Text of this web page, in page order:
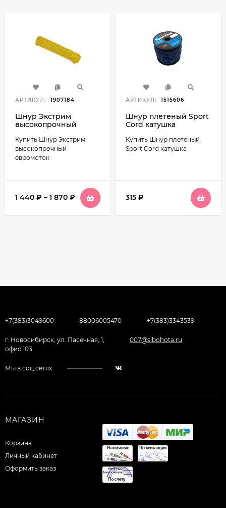
АРТИКУЛ: 1907184
Шнур Экстрим
высокопрочный
Купить Шнур Экстрим
высокопрочный
евромоток
1 440 ₽ – 1 870 ₽
АРТИКУЛ: 1515606
Шнур плетеный Sport
Cord катушка
Купить Шнур плетеный
Sport Cord катушка
315 ₽
+7(383)3049600 88006005470 +7(383)3343539
г. Новосибирск, ул. Пасечная, 1,
офис 103
007@sibohota.ru
Мы в соц.сетях
МАГАЗИН
Корзина
Личный кабинет
Оформить заказ